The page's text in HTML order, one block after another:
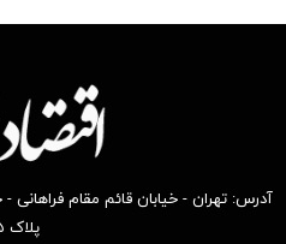
آدرس: تهران - خیابان قائم مقام
پلاک ۵